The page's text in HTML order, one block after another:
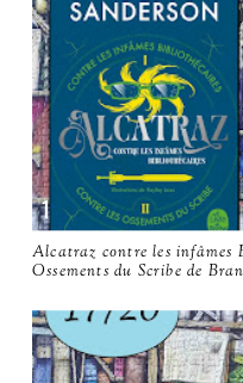
Alcatraz contre les infâmes
Ossements du Scribe de